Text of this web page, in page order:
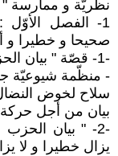
نظريّة و ممارسة "
1- الفصل
صحيحا و خطيرا و
-1- قصّة " بيان الحزب الشيوعي "
- منظّمة شيوعيّة
سلاح لخوض
بيان من أجل حركة
-2- " بيان
يزال خطيرا و لا